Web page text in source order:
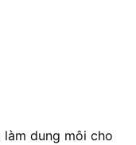
làm dung môi cho